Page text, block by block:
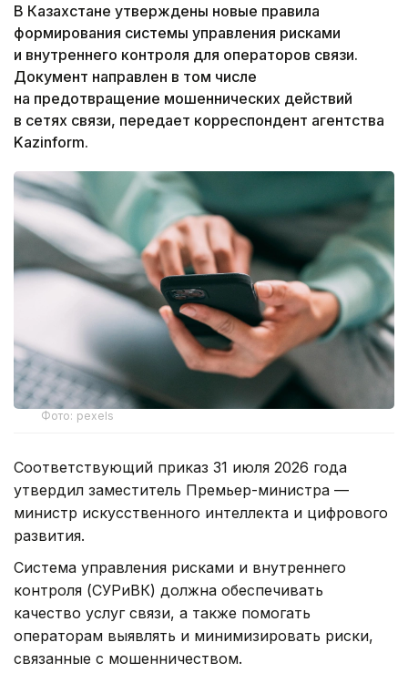
В Казахстане утверждены новые правила
формирования системы управления рисками
и внутреннего контроля для операторов связи.
Документ направлен в том числе
на предотвращение мошеннических действий
в сетях связи, передает корреспондент агентства
Kazinform.
Фото: pexels
Соответствующий приказ 31 июля 2026 года
утвердил заместитель Премьер-министра —
министр искусственного интеллекта и цифрового
развития.
Система управления рисками и внутреннего
контроля (СУРиВК) должна обеспечивать
качество услуг связи, а также помогать
операторам выявлять и минимизировать риски,
связанные с мошенничеством.